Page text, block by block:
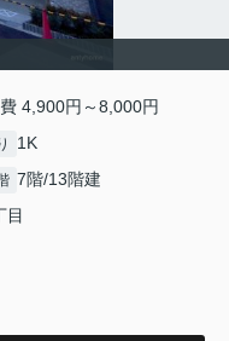
4,900円～8,000円
1K
7階/13階建
目